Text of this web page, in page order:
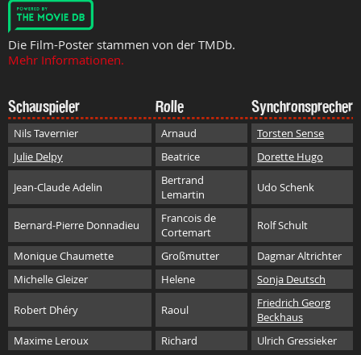
Die Film-Poster stammen von der TMDb.
Mehr Informationen.
Schauspieler Rolle Synchronsprecher
Nils Tavernier Arnaud
Torsten Sense
Julie Delpy
Beatrice Dorette Hugo
Jean-Claude Adelin
Bertrand
Lemartin
Udo Schenk
Bernard-Pierre Donnadieu
Francois de
Cortemart
Rolf Schult
Monique Chaumette Großmutter
Dagmar Altrichter
Michelle Gleizer
Helene Sonja Deutsch
Robert Dhéry Raoul
Friedrich Georg
Beckhaus
Maxime Leroux
Richard Ulrich Gressieker